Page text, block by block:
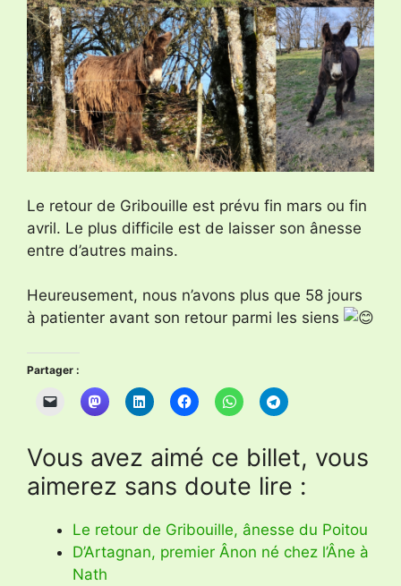
Le retour de Gribouille est prévu fin mars ou fin
avril. Le plus difficile est de laisser son ânesse
entre d’autres mains.
Heureusement, nous n’avons plus que 58 jours
à patienter avant son retour parmi les siens
Partager :
Vous avez aimé ce billet, vous
aimerez sans doute lire :
Le retour de Gribouille, ânesse du Poitou
D’Artagnan, premier Ânon né chez l’Âne à
Nath